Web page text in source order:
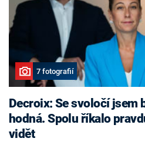
7 fotografií
Decroix: Se svoločí jsem
hodná. Spolu říkalo
vidět